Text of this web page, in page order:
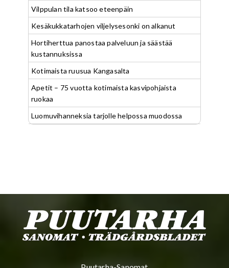
Vilppulan tila katsoo eteenpäin
Kesäkukkatarhojen viljelysesonki on alkanut
Hortiherttua panostaa palveluun ja säästää
kustannuksissa
Kotimaista ruusua Kangasalta
Apetit – 75 vuotta kotimaista kasvipohjaista
ruokaa
Luomuvihanneksia tarjolle helpossa muodossa